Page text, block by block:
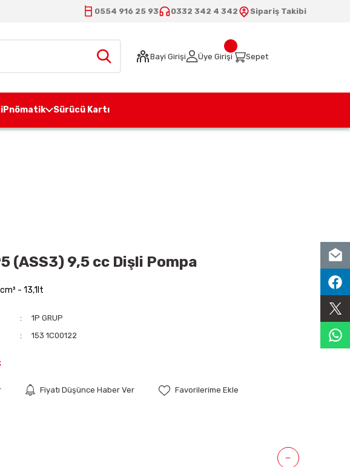
0554 916 25 93 0332 342 4 342 Sipariş Takibi
Bayi Girişi Üye Girişi Sepet
Pnömatik Sürücü Kartı
(ASS3) 9,5 cc Dişli Pompa
- 13,1lt
1P GRUP
153 1C00122
Fiyatı Düşünce Haber Ver